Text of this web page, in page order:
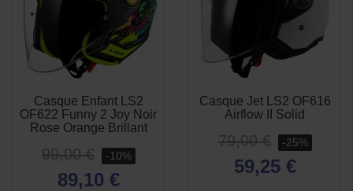
Casque Enfant LS2
OF622 Funny 2 Joy Noir
Rose Orange Brillant
99,00 € -10%
89,10 €
Casque Jet LS2 OF616
Airflow II Solid
79,00 € -25%
59,25 €
APERÇU
RAPIDE
 APERÇU
RAPIDE